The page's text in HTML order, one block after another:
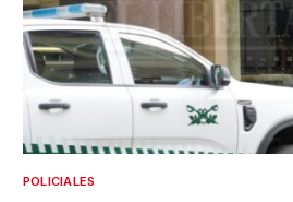
POLICIALES